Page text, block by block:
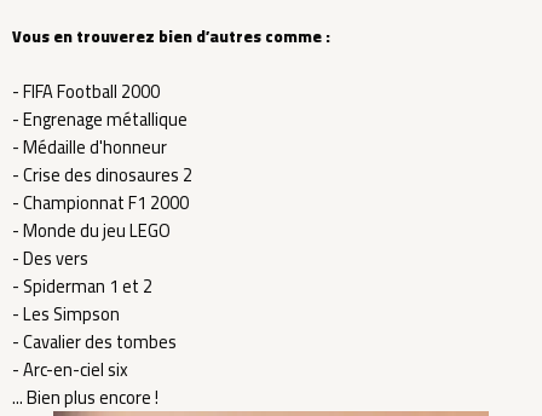
Vous en trouverez bien d’autres comme :
- FIFA Football 2000
- Engrenage métallique
- Médaille d'honneur
- Crise des dinosaures 2
- Championnat F1 2000
- Monde du jeu LEGO
- Des vers
- Spiderman 1 et 2
- Les Simpson
- Cavalier des tombes
- Arc-en-ciel six
... Bien plus encore !